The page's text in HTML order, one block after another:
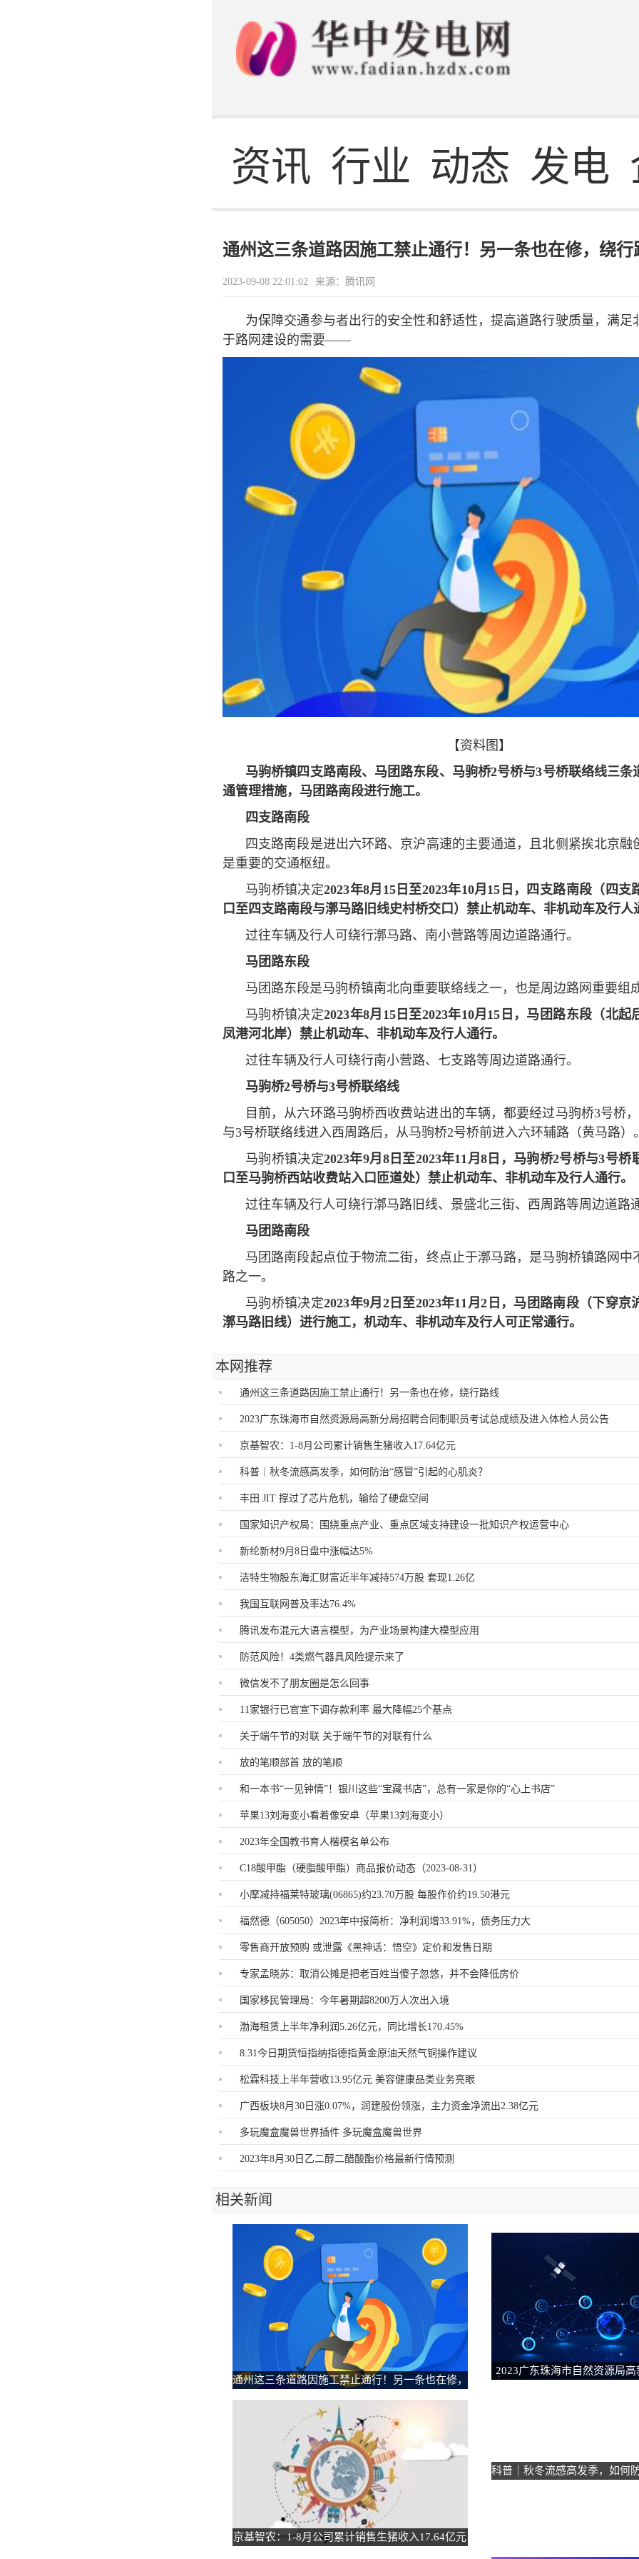
资讯 行业 动态 发电
通州这三条道路因施工禁止通行！另一条也在修，绕行
2023-09-08 22:01:02 来源：腾讯网
为保障交通参与者出行的安全性和舒适性，提高道路行驶质量，满足
于路网建设的需要——
【资料图】
马驹桥镇四支路南段、马团路东段、马驹桥2号桥与3号桥联络线三条
通管理措施，马团路南段进行施工。
四支路南段
四支路南段是进出六环路、京沪高速的主要通道，且北侧紧挨北京融
是重要的交通枢纽。
马驹桥镇决定2023年8月15日至2023年10月15日，四支路南段（四支
口至四支路南段与漷马路旧线史村桥交口）禁止机动车、非机动车及行人
过往车辆及行人可绕行漷马路、南小营路等周边道路通行。
马团路东段
马团路东段是马驹桥镇南北向重要联络线之一，也是周边路网重要组
马驹桥镇决定2023年8月15日至2023年10月15日，马团路东段（北起
凤港河北岸）禁止机动车、非机动车及行人通行。
过往车辆及行人可绕行南小营路、七支路等周边道路通行。
马驹桥2号桥与3号桥联络线
目前，从六环路马驹桥西收费站进出的车辆，都要经过马驹桥3号桥
与3号桥联络线进入西周路后，从马驹桥2号桥前进入六环辅路（黄马路）。
马驹桥镇决定2023年9月8日至2023年11月8日，马驹桥2号桥与3号桥
口至马驹桥西站收费站入口匝道处）禁止机动车、非机动车及行人通行。
过往车辆及行人可绕行漷马路旧线、景盛北三街、西周路等周边道路
马团路南段
马团路南段起点位于物流二街，终点止于漷马路，是马驹桥镇路网中
路之一。
马驹桥镇决定2023年9月2日至2023年11月2日，马团路南段（下穿京
漷马路旧线）进行施工，机动车、非机动车及行人可正常通行。
本网推荐
通州这三条道路因施工禁止通行！另一条也在修，绕行路线
2023广东珠海市自然资源局高新分局招聘合同制职员考试总成绩及进入体检人员公告
京基智农：1-8月公司累计销售生猪收入17.64亿元
科普｜秋冬流感高发季，如何防治“感冒”引起的心肌炎？
丰田 JIT 撑过了芯片危机，输给了硬盘空间
国家知识产权局：围绕重点产业、重点区域支持建设一批知识产权运营中心
新纶新材9月8日盘中涨幅达5%
洁特生物股东海汇财富近半年减持574万股 套现1.26亿
我国互联网普及率达76.4%
腾讯发布混元大语言模型，为产业场景构建大模型应用
防范风险！4类燃气器具风险提示来了
微信发不了朋友圈是怎么回事
11家银行已官宣下调存款利率 最大降幅25个基点
关于端午节的对联 关于端午节的对联有什么
放的笔顺部首 放的笔顺
和一本书“一见钟情”！银川这些“宝藏书店”，总有一家是你的“心上书店”
苹果13刘海变小看着像安卓（苹果13刘海变小）
2023年全国教书育人楷模名单公布
C18酸甲酯（硬脂酸甲酯）商品报价动态（2023-08-31）
小摩减持福莱特玻璃(06865)约23.70万股 每股作价约19.50港元
福然德（605050）2023年中报简析：净利润增33.91%，债务压力大
零售商开放预购 或泄露《黑神话：悟空》定价和发售日期
专家孟晓苏：取消公摊是把老百姓当傻子忽悠，并不会降低房价
国家移民管理局：今年暑期超8200万人次出入境
渤海租赁上半年净利润5.26亿元，同比增长170.45%
8.31今日期货恒指纳指德指黄金原油天然气铜操作建议
松霖科技上半年营收13.95亿元 美容健康品类业务亮眼
广西板块8月30日涨0.07%，润建股份领涨，主力资金净流出2.38亿元
多玩魔盒魔兽世界插件 多玩魔盒魔兽世界
2023年8月30日乙二醇二醋酸酯价格最新行情预测
相关新闻
通州这三条道路因施工禁止通行！另一条也在修，
绕行路线
2023广东珠海市自然资源局
京基智农：1-8月公司累计销售生猪收入17.64亿元
科普｜秋冬流感高发季，如何